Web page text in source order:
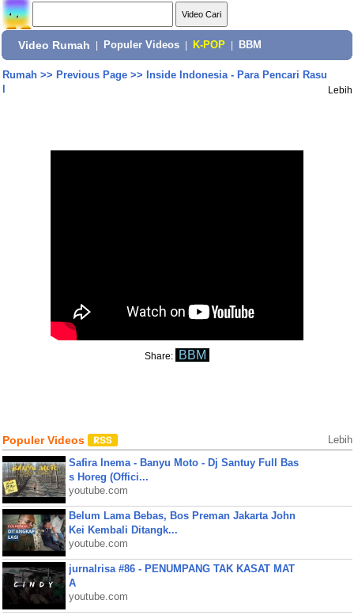
Video Rumah Populer Videos K-POP BBM
Rumah>> Previous Page>> Inside Indonesia - Para Pencari Rasu
Lebih
Share: BBM
Populer Videos Lebih
Safira Inema - Banyu Moto - Dj Santuy Full Bas
s Horeg (Offici...
youtube.com
Belum Lama Bebas, Bos Preman Jakarta John
Kei Kembali Ditangk...
youtube.com
jurnalrisa #86 - PENUMPANG TAK KASAT MAT
A
youtube.com